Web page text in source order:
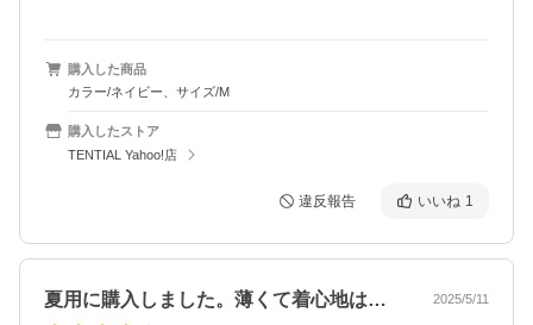
購入した商品
カラー/ネイビー、サイズ/M
購入したストア
TENTIAL Yahoo!店
違反報告 いいね 1
夏用に購入しました。薄くて着心地は良い… 2025/5/11